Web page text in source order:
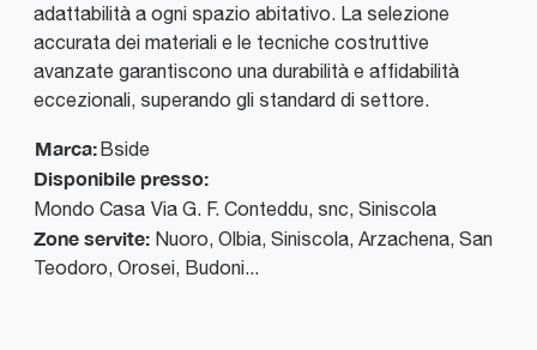
adattabilità a ogni spazio abitativo. La selezione
accurata dei materiali e le tecniche costruttive
avanzate garantiscono una durabilità e affidabilità
eccezionali, superando gli standard di settore.
Marca:Bside
Disponibile presso:
Mondo Casa Via G. F. Conteddu, snc, Siniscola
Zone servite: Nuoro, Olbia, Siniscola, Arzachena, San
Teodoro, Orosei, Budoni...